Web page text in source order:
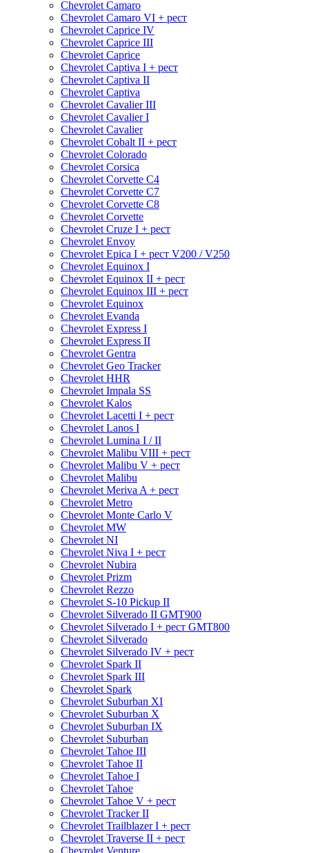
Chevrolet Camaro
Chevrolet Camaro VI + рест
Chevrolet Caprice IV
Chevrolet Caprice III
Chevrolet Caprice
Chevrolet Captiva I + рест
Chevrolet Captiva II
Chevrolet Captiva
Chevrolet Cavalier III
Chevrolet Cavalier I
Chevrolet Cavalier
Chevrolet Cobalt II + рест
Chevrolet Colorado
Chevrolet Corsica
Chevrolet Corvette C4
Chevrolet Corvette C7
Chevrolet Corvette C8
Chevrolet Corvette
Chevrolet Cruze I + рест
Chevrolet Envoy
Chevrolet Epica I + рест V200 / V250
Chevrolet Equinox I
Chevrolet Equinox II + рест
Chevrolet Equinox III + рест
Chevrolet Equinox
Chevrolet Evanda
Chevrolet Express I
Chevrolet Express II
Chevrolet Gentra
Chevrolet Geo Tracker
Chevrolet HHR
Chevrolet Impala SS
Chevrolet Kalos
Chevrolet Lacetti I + рест
Chevrolet Lanos I
Chevrolet Lumina I / II
Chevrolet Malibu VIII + рест
Chevrolet Malibu V + рест
Chevrolet Malibu
Chevrolet Meriva A + рест
Chevrolet Metro
Chevrolet Monte Carlo V
Chevrolet MW
Chevrolet NI
Chevrolet Niva I + рест
Chevrolet Nubira
Chevrolet Prizm
Chevrolet Rezzo
Chevrolet S-10 Pickup II
Chevrolet Silverado II GMT900
Chevrolet Silverado I + рест GMT800
Chevrolet Silverado
Chevrolet Silverado IV + рест
Chevrolet Spark II
Chevrolet Spark III
Chevrolet Spark
Chevrolet Suburban XI
Chevrolet Suburban X
Chevrolet Suburban IX
Chevrolet Suburban
Chevrolet Tahoe III
Chevrolet Tahoe II
Chevrolet Tahoe I
Chevrolet Tahoe
Chevrolet Tahoe V + рест
Chevrolet Tracker II
Chevrolet Trailblazer I + рест
Chevrolet Traverse II + рест
Chevrolet Venture